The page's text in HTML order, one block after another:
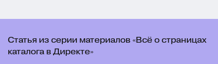
Статья из серии материалов «Всё о страницах
каталога в Директе»